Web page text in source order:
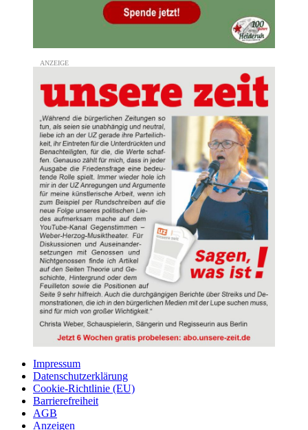
Impressum
Datenschutzerklärung
Cookie-Richtlinie (EU)
Barrierefreiheit
AGB
Anzeigen